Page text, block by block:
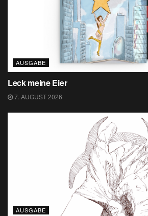
AUSGABE
Leck meine Eier
7. AUGUST 2026
AUSGABE